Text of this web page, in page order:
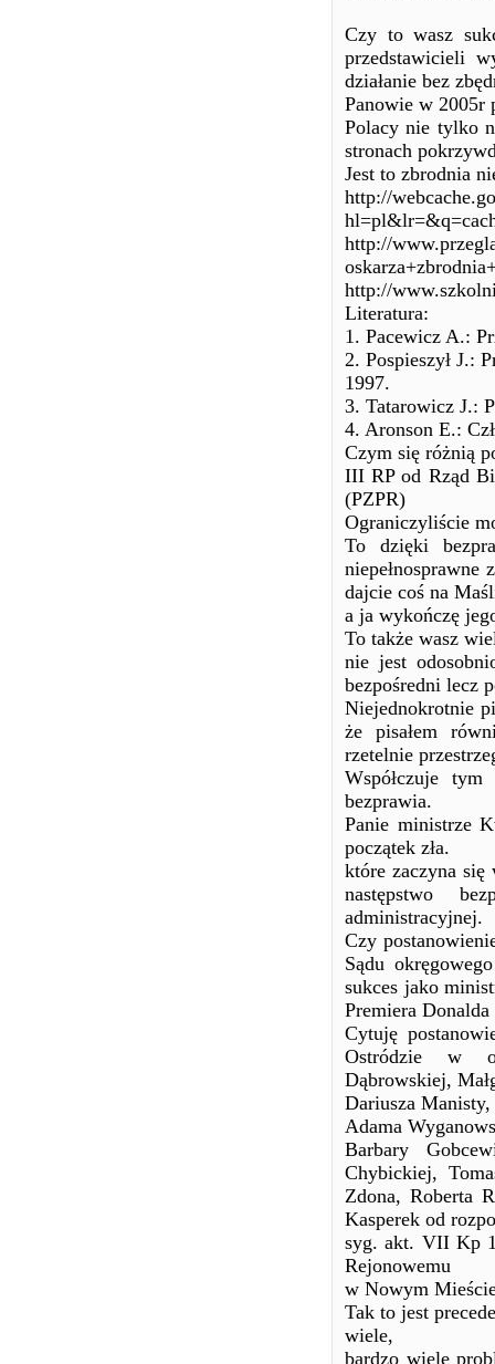
Czy to wasz
przedstawicieli
działanie bez
Panowie w 2005r
Polacy nie tylko
stronach
Jest to zbrodnia
http://
http://
http://
Literatura:
1. Pacewicz A.:
2. Pospieszył J.:
1997.
3. Tatarowicz J.:
4. Aronson E.:
Czym się różnią
III RP od Rząd
(PZPR)
Ograniczyliście
To dzięki
niepełnosprawne
dajcie coś na
a ja wykończę
To także wasz
nie jest
bezpośredni lecz
Niejednokrotnie
że pisałem
rzetelnie
Współczuje
bezprawia.
Panie ministrze
początek zła.
które zaczyna
następstwo
administracyjnej.
Czy
Sądu
sukces jako
Premiera Donalda
Cytuję
Ostródzie w
Dąbrowskiej,
Dariusza
Adama
Barbary
Chybickiej,
Zdona, Roberta
Kasperek od
syg. akt. VII Kp
Rejonowemu
w Nowym
Tak to jest
wiele,
bardzo wiele